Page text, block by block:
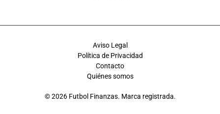
Aviso Legal
Política de Privacidad
Contacto
Quiénes somos
© 2026 Futbol Finanzas. Marca registrada.